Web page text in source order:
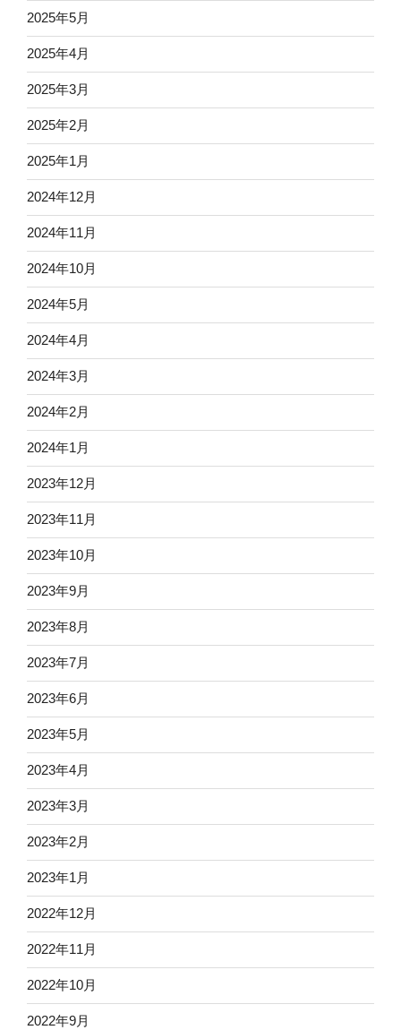
2025年5月
2025年4月
2025年3月
2025年2月
2025年1月
2024年12月
2024年11月
2024年10月
2024年5月
2024年4月
2024年3月
2024年2月
2024年1月
2023年12月
2023年11月
2023年10月
2023年9月
2023年8月
2023年7月
2023年6月
2023年5月
2023年4月
2023年3月
2023年2月
2023年1月
2022年12月
2022年11月
2022年10月
2022年9月